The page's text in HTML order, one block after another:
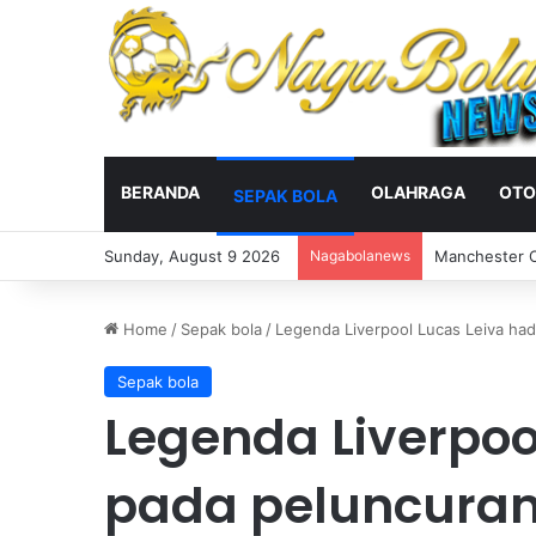
BERANDA SEPAK BOLA OLAHRAGA
Sunday, August 9 2026 Nagabolanews Manchester
Home / Sepak bola / Legenda Liverpool Lucas Leiva
Sepak bola
Legenda
pada